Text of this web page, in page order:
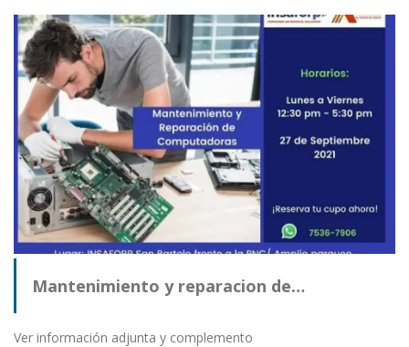
Mantenimiento y reparacion de…
Ver información adjunta y complemento